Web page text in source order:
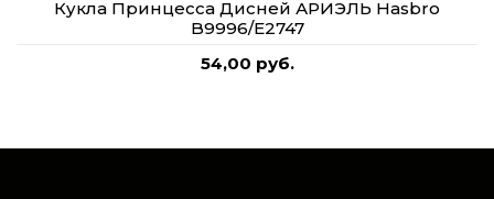
Кукла Принцесса Дисней АРИЭЛЬ Hasbro
B9996/E2747
54,00 руб.